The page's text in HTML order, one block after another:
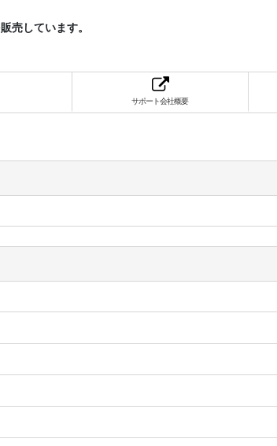
売しています。
サポート会社概要